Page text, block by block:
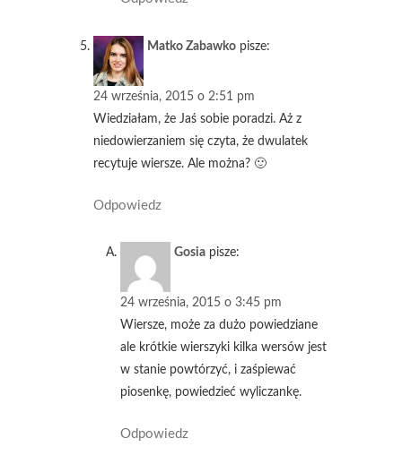
Matko Zabawko pisze:
24 września, 2015 o 2:51 pm
Wiedziałam, że Jaś sobie poradzi. Aż z
niedowierzaniem się czyta, że dwulatek
recytuje wiersze. Ale można? 🙂
Odpowiedz
Gosia pisze:
24 września, 2015 o 3:45 pm
Wiersze, może za dużo powiedziane
ale krótkie wierszyki kilka wersów jest
w stanie powtórzyć, i zaśpiewać
piosenkę, powiedzieć wyliczankę.
Odpowiedz